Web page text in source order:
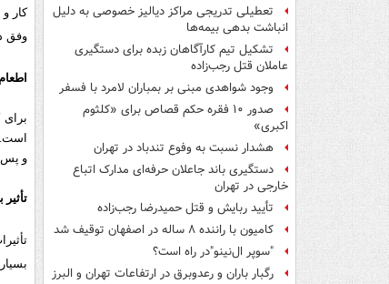
تعطیلی تدریجی مراکز دیالیز خصوصی به دلیل
انباشت بدهی بیمه‌ها
تشکیل تیم کارآگاهان زبده برای دستگیری
عاملان قتل رجب‌زاده
وجود شواهدی مبنی بر بمباران لامرد با فسفر
صدور ۱۰ فقره حکم قصاص برای «کلثوم
اکبری»
هشدار نسبت به وفوع تندباد در تهران
دستگیری باند جاعلان حرفه‌ای مدارک اتباع
خارجی در تهران
تأیید ربایش و قتل حمیدرضا رجب‌زاده
کامیون با راننده ۸ ساله در اصفهان توقیف شد
"سوپر ال‌نینو"در راه است؟
رگبار باران و رعدوبرق در ارتفاعات تهران و البرز
کار
وفق
است.
و پس